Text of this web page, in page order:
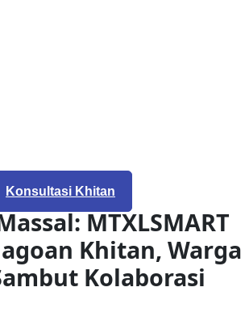
Konsultasi Khitan
MTXLSMART
Khitan, Warga
Kolaborasi